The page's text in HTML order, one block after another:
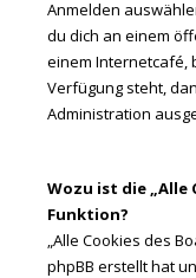
Anmelden
du dich an einem
einem Internetcafé,
Verfügung steht,
Administration
Wozu ist die „Alle
Funktion?
„Alle Cookies des
phpBB erstellt hat